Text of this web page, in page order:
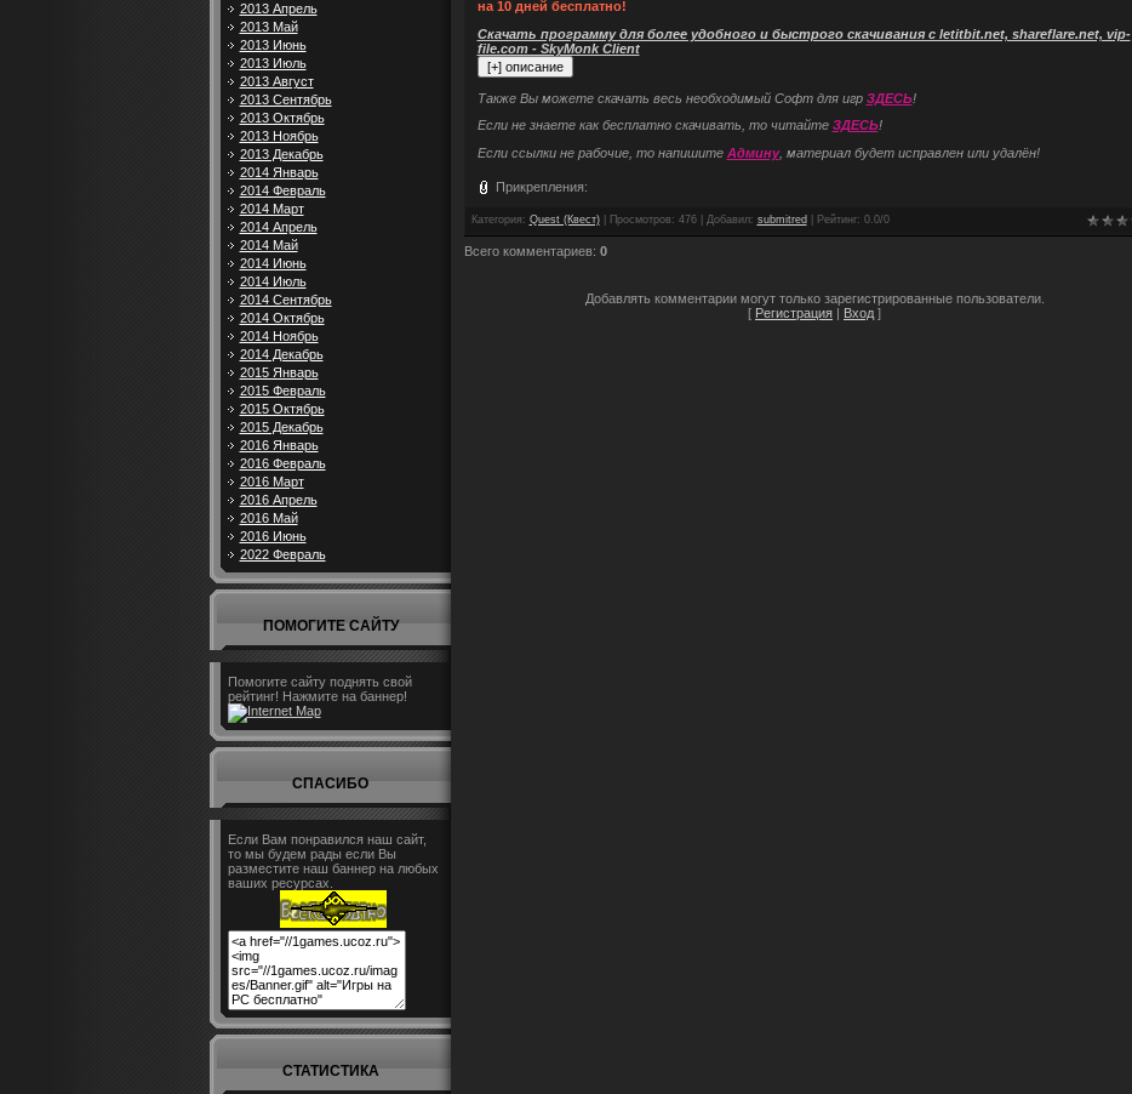
2013 Апрель
2013 Май
2013 Июнь
2013 Июль
2013 Август
2013 Сентябрь
2013 Октябрь
2013 Ноябрь
2013 Декабрь
2014 Январь
2014 Февраль
2014 Март
2014 Апрель
2014 Май
2014 Июнь
2014 Июль
2014 Сентябрь
2014 Октябрь
2014 Ноябрь
2014 Декабрь
2015 Январь
2015 Февраль
2015 Октябрь
2015 Декабрь
2016 Январь
2016 Февраль
2016 Март
2016 Апрель
2016 Май
2016 Июнь
2022 Февраль
ПОМОГИТЕ САЙТУ
Помогите сайту поднять свой
рейтинг! Нажмите на баннер!
СПАСИБО
Если Вам понравился наш сайт,
то мы будем рады если Вы
разместите наш баннер на любых
ваших ресурсах.
СТАТИСТИКА
на 10 дней бесплатно!
Скачать программу для более удобного и быстрого скачивания с letitbit.net, shareflare.net, vip-
file.com - SkyMonk Client
Также Вы можете скачать весь необходимый Софт для игр ЗДЕСЬ!
Если не знаете как бесплатно скачивать, то читайте ЗДЕСЬ!
Если ссылки не рабочие, то напишите Админу, материал будет исправлен или удалён!
Прикрепления:
Категория : Quest (Квест)| Просмотров: 476 | Добавил: submitred Рейтинг: 0.0/0
Всего комментариев: 0
Добавлять комментарии могут только зарегистрированные пользователи.
[ Регистрация | Вход ]